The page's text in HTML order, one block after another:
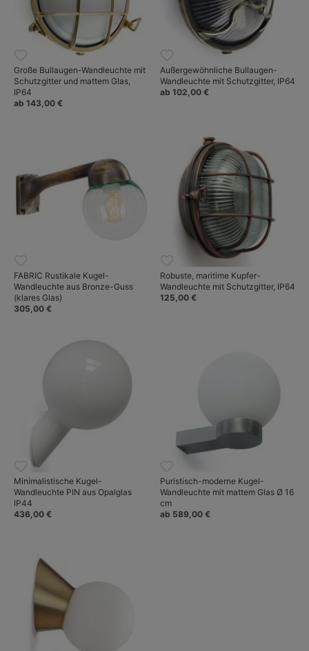
Große Bullaugen-Wandleuchte mit
Schutzgitter und mattem Glas,
IP64
ab 143,00 €
Außergewöhnliche Bullaugen-
Wandleuchte mit Schutzgitter, IP64
ab 102,00 €
FABRIC Rustikale Kugel-
Wandleuchte aus Bronze-Guss
(klares Glas)
305,00 €
Robuste, maritime Kupfer-
Wandleuchte mit Schutzgitter, IP64
125,00 €
Minimalistische Kugel-
Wandleuchte PIN aus Opalglas
IP44
436,00 €
Puristisch-moderne Kugel-
Wandleuchte mit mattem Glas Ø 16
cm
ab 589,00 €